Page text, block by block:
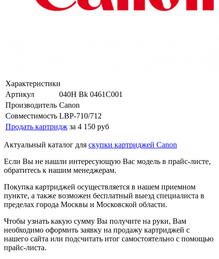
Характеристики
Артикул
040H Bk 0461C001
Производитель Canon
Совместимость LBP-710/712
Продать картридж за 4 150 руб
Актуальный каталог для скупки картриджей Canon
Если Вы не нашли интересующую Вас модель в прайс-листе,
обратитесь к нашим менеджерам.
Покупка картриджей осуществляется в нашем приемном
пункте, а также возможен бесплатный выезд специалиста в
пределах города Москвы и Московской области.
Чтобы узнать какую сумму Вы получите на руки, Вам
необходимо оформить заявку на продажу картриджей с
нашего сайта или подсчитать итог самостоятельно с помощью
прайс-листа.